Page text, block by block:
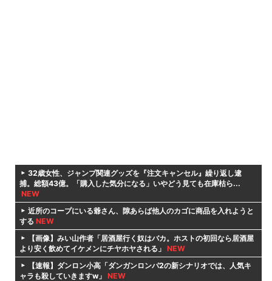
32歳女性、ジャンプ関連グッズを『注文キャンセル』繰り返し逮
捕。総額43億。「購入した気分になる」いやどう見ても在庫枯ら...
NEW
近所のコープにいる爺さん、隙あらば他人のカゴに商品を入れようと
する NEW
【画像】みい山作者「居酒屋行く奴はバカ。ホストの初回なら居酒屋
より安く飲めてイケメンにチヤホヤされる」
NEW
【速報】ダンロン小高「ダンガンロンパ2の新シナリオでは、人気キ
ャラも殺していきますw」
NEW